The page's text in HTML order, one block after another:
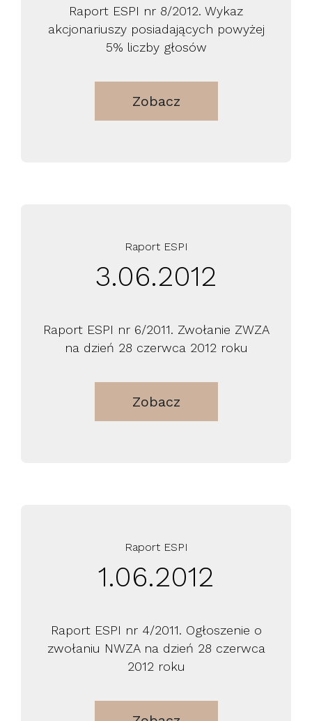
Raport ESPI nr 8/2012. Wykaz
akcjonariuszy posiadających powyżej
5% liczby głosów
Zobacz
Raport ESPI
3.06.2012
Raport ESPI nr 6/2011. Zwołanie ZWZA
na dzień 28 czerwca 2012 roku
Zobacz
Raport ESPI
1.06.2012
Raport ESPI nr 4/2011. Ogłoszenie o
zwołaniu NWZA na dzień 28 czerwca
2012 roku